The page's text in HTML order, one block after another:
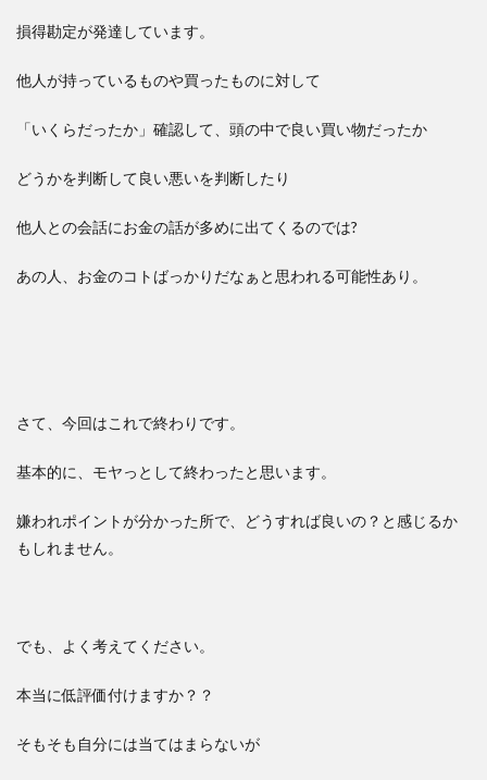
損得勘定が発達しています。
他人が持っているものや買ったものに対して
「いくらだったか」確認して、頭の中で良い買い物だったか
どうかを判断して良い悪いを判断したり
他人との会話にお金の話が多めに出てくるのでは?
あの人、お金のコトばっかりだなぁと思われる可能性あり。
さて、今回はこれで終わりです。
基本的に、モヤっとして終わったと思います。
嫌われポイントが分かった所で、どうすれば良いの？と感じるか
もしれません。
でも、よく考えてください。
本当に低評価付けますか？？
そもそも自分には当てはまらないが